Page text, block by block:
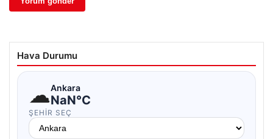
Hava Durumu
☁Ankara
NaN°C
ŞEHIR SEÇ